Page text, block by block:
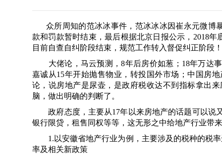
众所周知的范冰冰事件，范冰冰冰因崔永元微博
款和罚款暂时结束，最后根据北京日报公示，2018
目前自查自纠阶段结束，规范工作转入督促纠正阶段！
大佬论，马云预测，8年后房价如葱；18年万达
嘉诚从15年开始抛售物业，转投国外市场；中国房
论，说房地产是尿壶，是政府税收达不到指标拿出
脑，做出明确的判断了。
政府态度，主要从17年以来房地产的话题可以说
银行限贷，租售同权等等，这无形之中给地产行业带
1.以安徽省地产行业为例，主要涉及的税种的税
率及相关新政策